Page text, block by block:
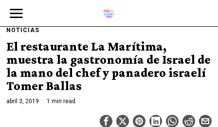
NOTICIAS
El restaurante La Marítima,
muestra la gastronomía de Israel de
la mano del chef y panadero israelí
Tomer Ballas
abril 3, 2019 1 min read